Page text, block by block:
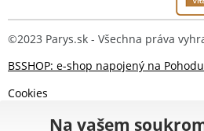
©2023 Parys.sk - Všechna práva
BSSHOP: e-shop napojený na Pohodu
Cookies
Na vašem